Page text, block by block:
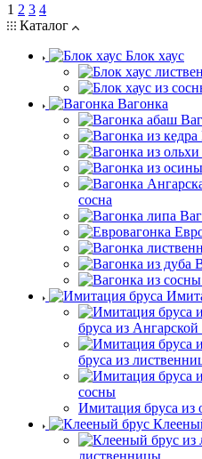
1 2 3 4
Каталог
Блок хаус
Вагонка
сосна
бруса из
бруса из
сосны
Имитация бруса из
лиственницы